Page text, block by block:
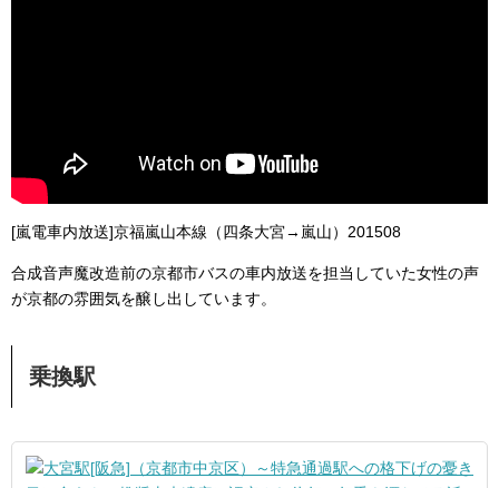
[嵐電車内放送]京福嵐山本線（四条大宮→嵐山）201508
合成音声魔改造前の京都市バスの車内放送を担当していた女性の声
が京都の雰囲気を醸し出しています。
乗換駅